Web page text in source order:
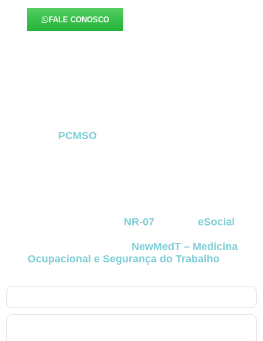
FALE CONOSCO
PCMSO
NR-07 eSocial
NewMedT – Medicina
Ocupacional e Segurança do Trabalho